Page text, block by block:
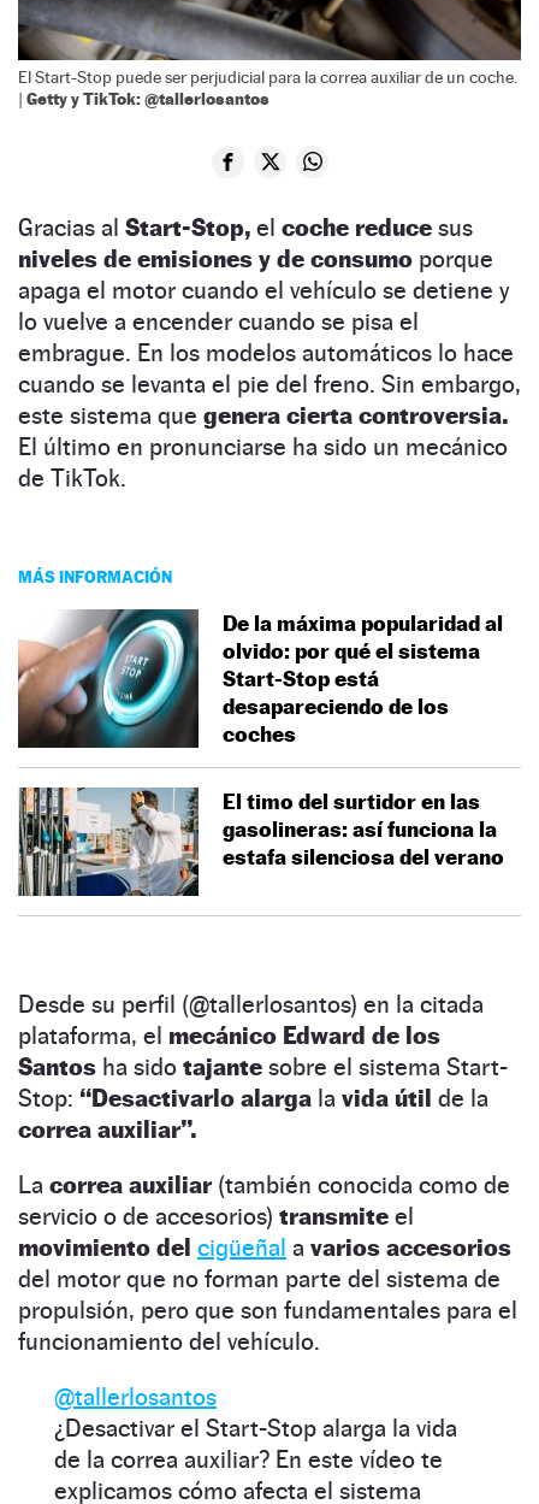
El Start-Stop puede ser perjudicial para la correa auxiliar de un coche.
| Getty y TikTok: @tallerlosantos
Gracias al Start-Stop, el coche reduce sus
niveles de emisiones y de consumo porque
apaga el motor cuando el vehículo se detiene y
lo vuelve a encender cuando se pisa el
embrague. En los modelos automáticos lo hace
cuando se levanta el pie del freno. Sin embargo,
este sistema que genera cierta controversia.
El último en pronunciarse ha sido un mecánico
de TikTok.
MÁS INFORMACIÓN
De la máxima popularidad al
olvido: por qué el sistema
Start-Stop está
desapareciendo de los
coches
El timo del surtidor en las
gasolineras: así funciona la
estafa silenciosa del verano
Desde su perfil (@tallerlosantos) en la citada
plataforma, el mecánico Edward de los
Santos ha sido tajante sobre el sistema Start-
Stop: “Desactivarlo alarga la vida útil de la
correa auxiliar”.
La correa auxiliar (también conocida como de
servicio o de accesorios) transmite el
movimiento del cigüeñal a varios accesorios
del motor que no forman parte del sistema de
propulsión, pero que son fundamentales para el
funcionamiento del vehículo.
@tallerlosantos
¿Desactivar el Start-Stop alarga la vida
de la correa auxiliar? En este vídeo te
explicamos cómo afecta el sistema